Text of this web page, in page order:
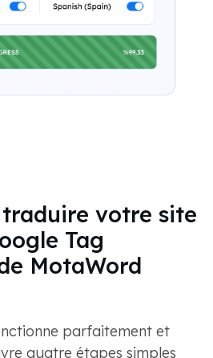
votre site
Tag
MotaWord
parfaitement et
quatre étapes simples